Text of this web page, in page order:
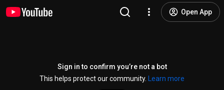
Open App
Sign in to confirm you’re not a bot
This helps protect our community.
Learn more